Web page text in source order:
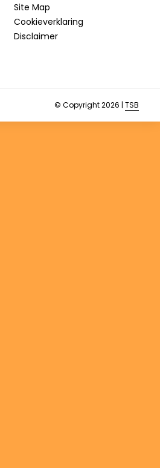
Site Map
Cookieverklaring
Disclaimer
© Copyright 2026 | TSB